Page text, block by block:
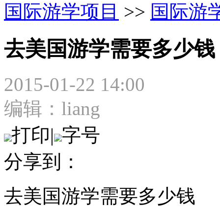
国际游学项目 >> 国际游
去美国游学需要多少钱
2015-01-22 14:00
编辑：liang
打印| 字号
分享到：
去美国游学需要多少钱